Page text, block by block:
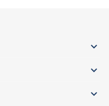


